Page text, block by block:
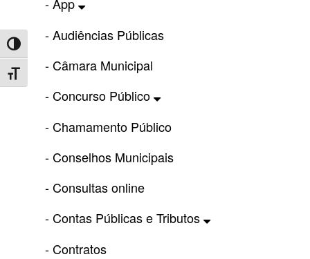
Toggle High Contrast
Toggle Font size
- Audiências Públicas
- Câmara Municipal
- Concurso Público
- Chamamento Público
- Conselhos Municipais
- Consultas online
- Contas Públicas e Tributos
- Contratos